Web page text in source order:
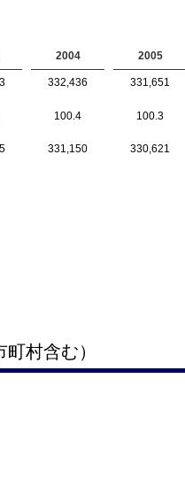
2004 2005
332,436 331,651
100.4 100.3
331,150 330,621
村含む）